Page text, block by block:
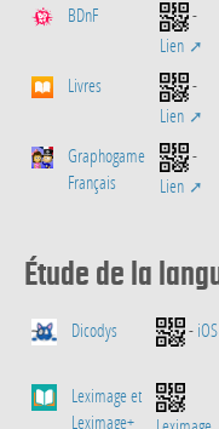
BDnF
-
Lien
Livres
-
Lien
Graphogame
Français
-
Lien
Étude de la
Dicodys - iOS
Leximage et
Leximage+